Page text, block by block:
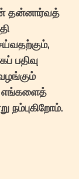
தன்னார்வத்
பதிவு
எங்களைத்
நம்புகிறோம்.